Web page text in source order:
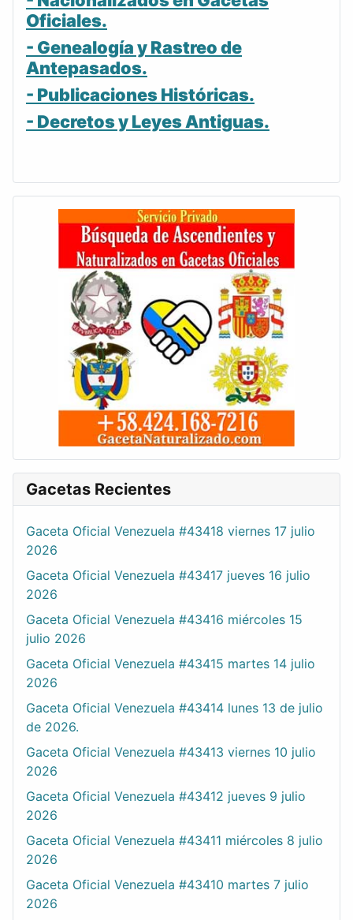
Oficiales.
- Genealogía y Rastreo de
Antepasados.
- Publicaciones Históricas.
- Decretos y Leyes Antiguas.
Gacetas Recientes
Gaceta Oficial Venezuela #43418 viernes 17 julio
2026
Gaceta Oficial Venezuela #43417 jueves 16 julio
2026
Gaceta Oficial Venezuela #43416 miércoles 15
julio 2026
Gaceta Oficial Venezuela #43415 martes 14 julio
2026
Gaceta Oficial Venezuela #43414 lunes 13 de julio
de 2026.
Gaceta Oficial Venezuela #43413 viernes 10 julio
2026
Gaceta Oficial Venezuela #43412 jueves 9 julio
2026
Gaceta Oficial Venezuela #43411 miércoles 8 julio
2026
Gaceta Oficial Venezuela #43410 martes 7 julio
2026